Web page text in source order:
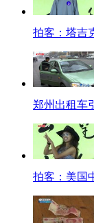
拍客：塔吉
郑州出租车
拍客：美国